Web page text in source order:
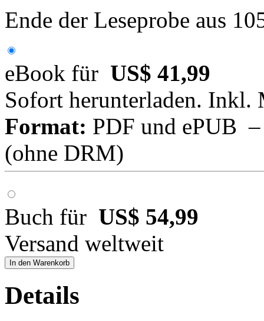
Ende der Leseprobe aus
eBook für US$ 41,99
Sofort herunterladen. Inkl.
Format: PDF und ePUB
(ohne DRM)
Buch für US$ 54,99
Versand weltweit
In den Warenkorb
Details